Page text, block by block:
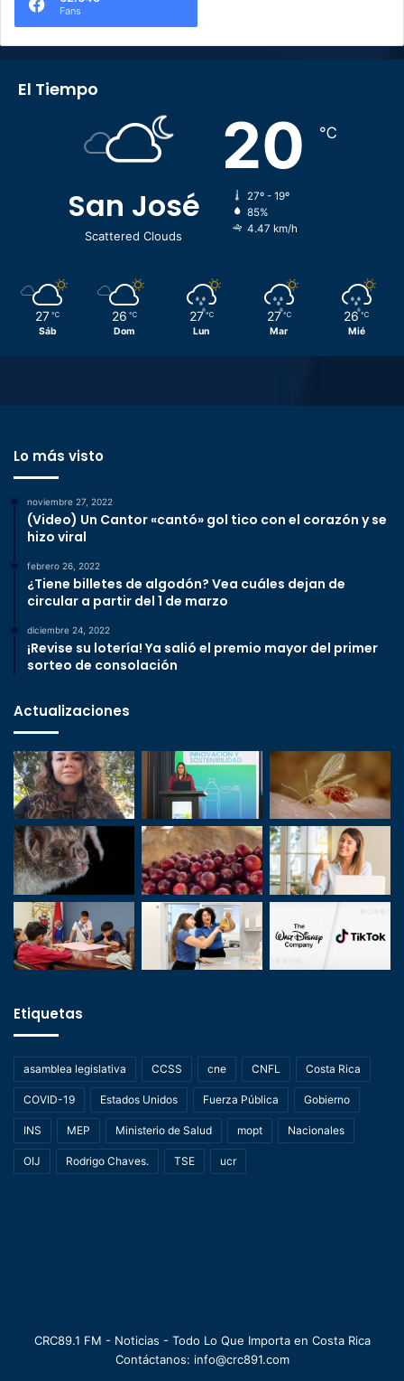
Fans
El Tiempo
San José
Scattered Clouds
20 ℃
27º - 19º
85%
4.47 km/h
27 ℃
Sáb
26 ℃
Dom
27 ℃
Lun
27 ℃
Mar
26 ℃
Mié
Lo más visto
noviembre 27, 2022
(Video) Un Cantor «cantó» gol tico con el corazón y se
hizo viral
febrero 26, 2022
¿Tiene billetes de algodón? Vea cuáles dejan de
circular a partir del 1 de marzo
diciembre 24, 2022
¡Revise su lotería! Ya salió el premio mayor del primer
sorteo de consolación
Actualizaciones
Etiquetas
asamblea legislativa CCSS cne CNFL Costa Rica
COVID-19 Estados Unidos Fuerza Pública Gobierno
INS MEP Ministerio de Salud mopt Nacionales
OIJ Rodrigo Chaves. TSE ucr
CRC89.1 FM - Noticias - Todo Lo Que Importa en Costa Rica
Contáctanos: info@crc891.com